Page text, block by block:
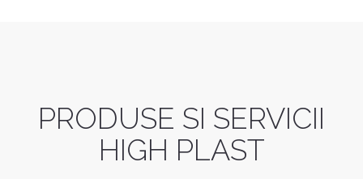
PRODUSE SI SERVICII
HIGH PLAST